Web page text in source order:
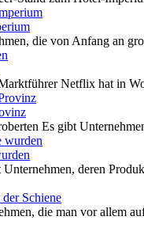
die von Anfang an
Netflix hat in
Es gibt
deren
Schiene
die man vor allem